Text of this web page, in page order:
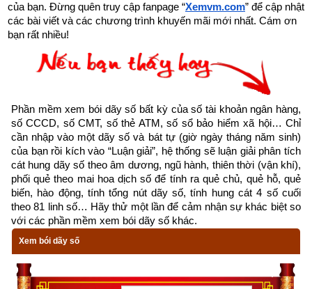
Các nhà làm lịch xưa đã quan sát 28 chòm sao sáng nhất trên
bầu trời để nghiên cứu sự dịch chuyển của chúng theo các
tháng, các mùa trong năm gọi là “nhị thập bát tú”. 28 ngôi sao
đó ở kề đường Hoàng Đạo Xích Đạo, đó là những ngôi sao
chính, mỗi ngôi sao kéo theo một chùm sao khác theo quỹ
đạo của nó. Cổ nhân đã ghép 28 chòm sao quan sát được
trên bầu trời thành 4 chòm sao lớn (mỗi chòm gồm 7 chòm
nhỏ) đại diện cho 4 phương theo hình thù và trí tưởng tượng
của người xưa gọi là tứ tượng hay tứ thánh thú, tứ linh. Mỗi
thánh thú cai quản một phương và tượng trưng cho một
của bạn. Đừng quên truy cập fanpage “Xemvm.com” để cập nhật
các bài viết và các chương trình khuyến mãi mới nhất. Cám ơn
bạn rất nhiều!
Phần mềm xem bói dãy số bất kỳ của số tài khoản ngân hàng,
số CCCD, số CMT, số thẻ ATM, số sổ bảo hiểm xã hội… Chỉ
cần nhập vào một dãy số và bát tự (giờ ngày tháng năm sinh)
của bạn rồi kích vào “Luận giải”, hệ thống sẽ luận giải phân tích
cát hung dãy số theo âm dương, ngũ hành, thiên thời (vận khí),
phối quẻ theo mai hoa dịch số để tính ra quẻ chủ, quẻ hỗ, quẻ
biến, hào động, tính tổng nút dãy số, tính hung cát 4 số cuối
theo 81 linh số… Hãy thử một lần để cảm nhận sự khác biệt so
với các phần mềm xem bói dãy số khác.
Xem bói dãy số